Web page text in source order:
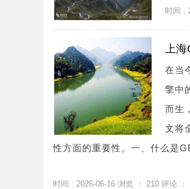
时间 :
上海
在当
擎中
而生
文将
性方面的重要性。一、什么是
时间 : 2026-06-16 浏览 ： 210 评论 ：